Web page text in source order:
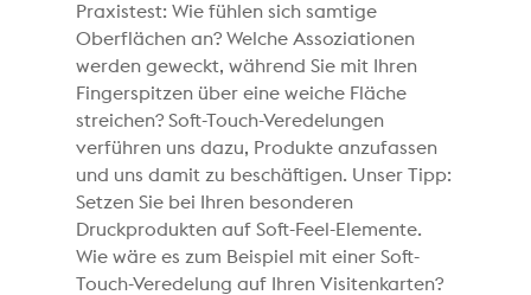
Praxistest: Wie fühlen sich samtige
Oberflächen an? Welche Assoziationen
werden geweckt, während Sie mit Ihren
Fingerspitzen über eine weiche Fläche
streichen? Soft-Touch-Veredelungen
verführen uns dazu, Produkte anzufassen
und uns damit zu beschäftigen. Unser Tipp:
Setzen Sie bei Ihren besonderen
Druckprodukten auf Soft-Feel-Elemente.
Wie wäre es zum Beispiel mit einer Soft-
Touch-Veredelung auf Ihren Visitenkarten?